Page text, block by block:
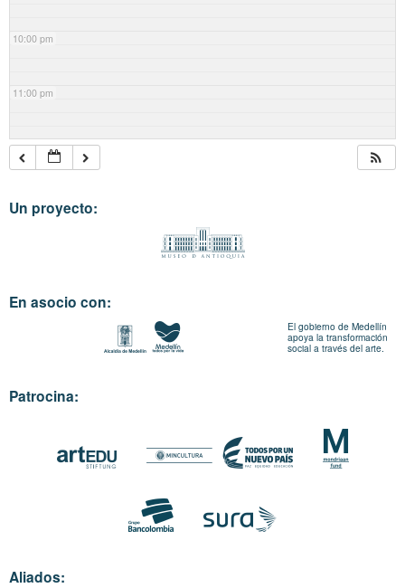
10:00 pm
11:00 pm
Un proyecto:
En asocio con:
El gobierno de Medellín
apoya la transformación
social a través del arte.
Patrocina:
Aliados: